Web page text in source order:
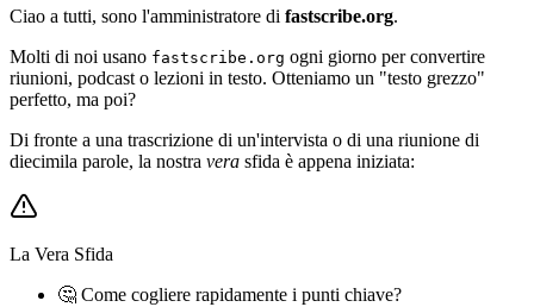
Ciao a tutti, sono l'amministratore di fastscribe.org.
Molti di noi usano fastscribe.org ogni giorno per convertire
riunioni, podcast o lezioni in testo. Otteniamo un "testo grezzo"
perfetto, ma poi?
Di fronte a una trascrizione di un'intervista o di una riunione di
diecimila parole, la nostra vera sfida è appena iniziata:
La Vera Sfida
🤔 Come cogliere rapidamente i punti chiave?